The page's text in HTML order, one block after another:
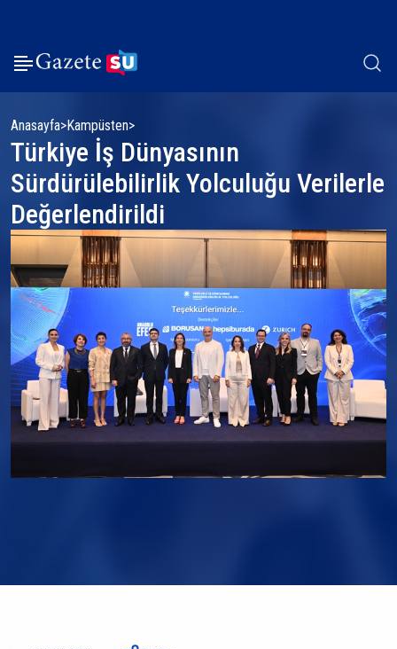
Anasayfa Kampüsten
Türkiye İş Dünyasının
Sürdürülebilirlik Yolculuğu Verilerle
Değerlendirildi